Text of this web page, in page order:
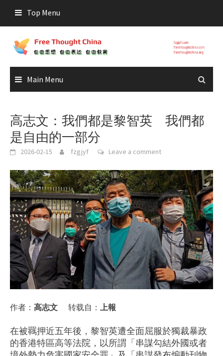
content
Top Menu
Main Menu
高志文：我們都是黎智英 我們都
是自由的一部分
2026-02-15 fzgjyf Leave a comment
作者： 高志文 转载自： 上報
在被羈押近五年後，黎智英遭全面屈服於獨裁暴政
的香港特區高等法院，以所謂「串謀勾結外國或者